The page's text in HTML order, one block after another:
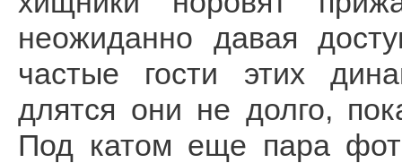
неожиданно давая
частые гости этих
длятся они не долго,
Под катом еще пара